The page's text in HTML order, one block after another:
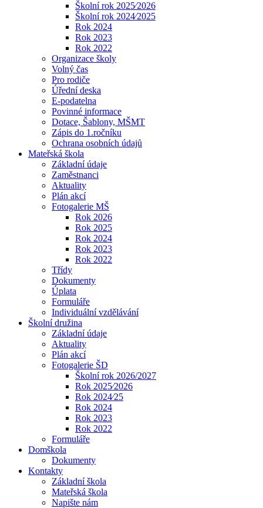
Školní rok 2025⁄2026
Školní rok 2024⁄2025
Rok 2024
Rok 2023
Rok 2022
Organizace školy
Volný čas
Pro rodiče
Úřední deska
E-podatelna
Povinné informace
Dotace, Šablony, MŠMT
Zápis do 1.ročníku
Ochrana osobních údajů
Mateřská škola
Základní údaje
Zaměstnanci
Aktuality
Plán akcí
Fotogalerie MŠ
Rok 2026
Rok 2025
Rok 2024
Rok 2023
Rok 2022
Třídy
Dokumenty
Úplata
Formuláře
Individuální vzdělávání
Školní družina
Základní údaje
Aktuality
Plán akcí
Fotogalerie ŠD
Školní rok 2026/2027
Rok 2025⁄2026
Rok 2024⁄25
Rok 2024
Rok 2023
Rok 2022
Formuláře
Domškola
Dokumenty
Kontakty
Základní škola
Mateřská škola
Napište nám